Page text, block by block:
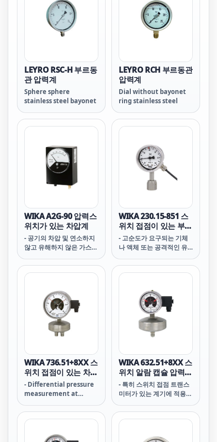
LEYRO RSC-H 부르동
관 압력계
Sphere sphere
stainless steel bayonet
LEYRO RCH 부르동관
압력계
Dial without bayonet
ring stainless steel
WIKA A2G-90 압력스
위치가 있는 차압계
- 공기의 차압 및 연소하지
않고 유해하지 않은 가스
WIKA 230.15-851 스
위치 접점이 있는 부르
동관 압력계
- 고순도가 요구되는 기체
나 액체 또는 공격적인 유
WIKA 736.51+8XX 스
위치 접점이 있는 차압
게이지
- Differential pressure
measurement at
with very low
differential pressures,
gaseous, dry, clean, oil-
WIKA 632.51+8XX 스
위치 알람 캡슐 압력
게이지
- 특히 스위치 접점 트랜스
미터가 있는 계기에 적용